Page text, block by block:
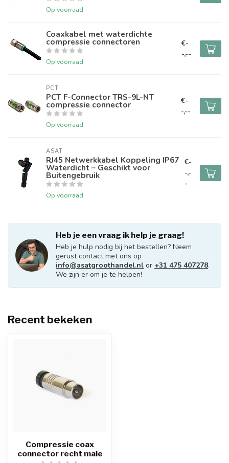
Op voorraad
Coaxkabel met waterdichte
compressie connectoren
Op voorraad
€-
-,--
PCT
PCT F-Connector TRS-9L-NT
compressie connector
Op voorraad
€-
-,--
ASAT
RJ45 Netwerkkabel Koppeling IP67
Waterdicht – Geschikt voor
Buitengebruik
Op voorraad
€-
-,-
-
Heb je een vraag ik help je graag!
Heb je hulp nodig bij het bestellen? Neem
gerust contact met ons op
info@asatgroothandel.nl or +31 475 407278.
We zijn er om je te helpen!
Recent bekeken
Compressie coax
connector recht male